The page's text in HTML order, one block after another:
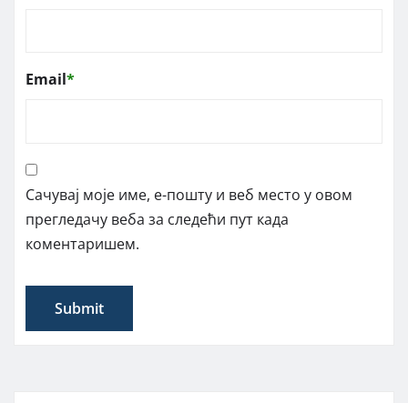
Email*
Сачувај моје име, е-пошту и веб место у овом
прегледачу веба за следећи пут када
коментаришем.